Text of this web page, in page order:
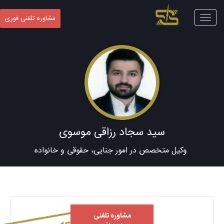
Toggle
navigation
مشاوره تلفنی فوری
سید سجاد رزاقی موسوی
وکیل متخصص در امور جنایی، حقوقی و خانواده
مشاوره تلفنی